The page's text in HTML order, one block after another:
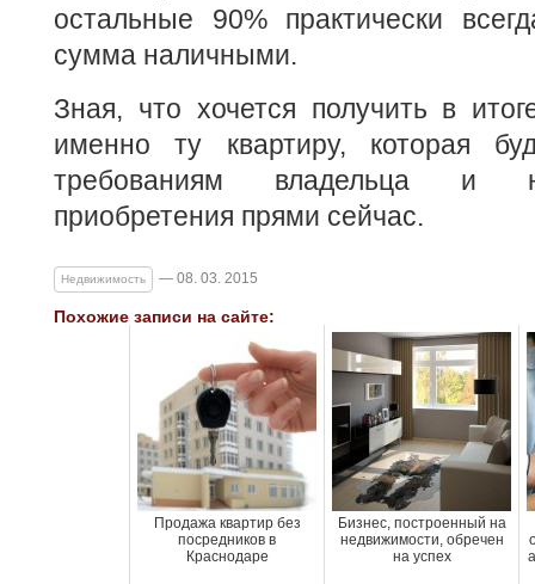
остальные 90% практически
сумма наличными.
Зная, что хочется получить в
именно ту квартиру, которая
требованиям владельца и
приобретения прями сейчас.
Недвижимость — 08. 03. 2015
Похожие записи на сайте:
Продажа квартир без
посредников в
Краснодаре
Бизнес, построенный на
недвижимости, обречен
на успех